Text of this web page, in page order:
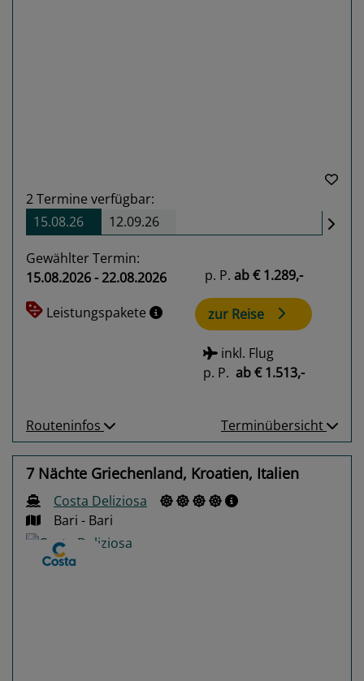
2Termine verfügbar:
15.08.26
12.09.26
Gewählter Termin:
15.08.2026 - 22.08.2026
Leistungspakete
p. P. ab€ 1.289,-
zur Reise
inkl. Flug
p. P. ab€ 1.513,-
Routeninfos Terminübersicht
7 Nächte Griechenland, Kroatien, Italien
Costa Deliziosa
Bari - Bari